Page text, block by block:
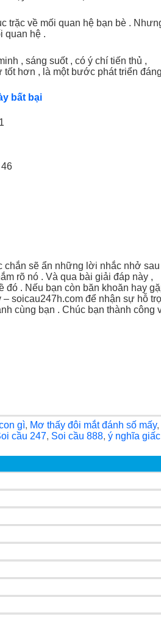
trặc về mối quan hệ bạn bè .
quan hệ .
, sáng suốt , có ý chí tiến thủ ,
hơn , là một bước phát triển đáng
bất bại
46
chắn sẽ ẩn những lời nhắc nhở
rõ nó . Và qua bài giải đáp này ,
. Nếu bạn còn băn khoăn hay
soicau247h.com để nhận sự hỗ
cùng bạn . Chúc bạn thành công
gì, Mơ thấy đôi mắt đánh số mấy,
cầu 247, Soi cầu 888, ý nghĩa giấc